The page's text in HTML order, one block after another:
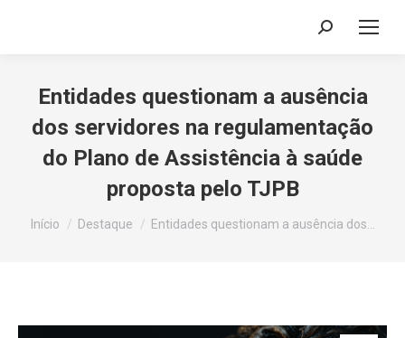
Search:
Entidades questionam a ausência
dos servidores na regulamentação
do Plano de Assistência à saúde
proposta pelo TJPB
Você está aqui:
Início Destaque Entidades questionam a ausência dos…